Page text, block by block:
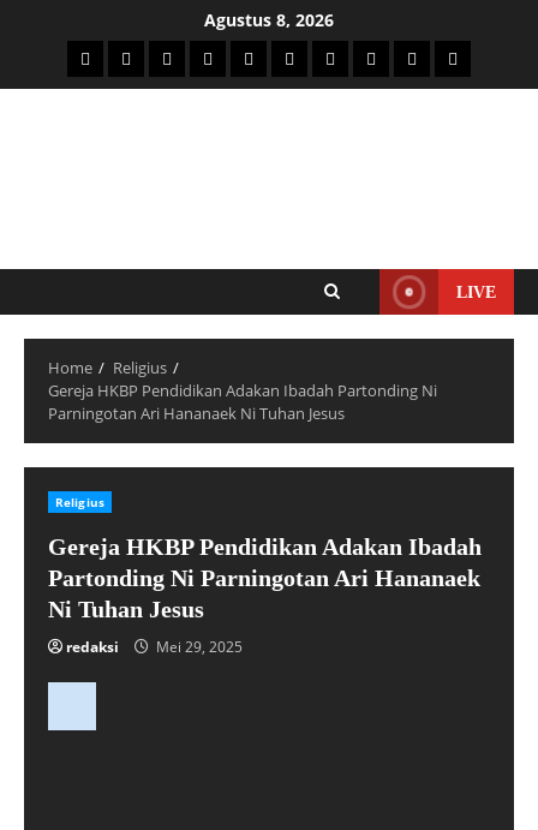
Agustus 8, 2026
LIVE
Home
Religius
Gereja HKBP Pendidikan Adakan Ibadah Partonding Ni
Parningotan Ari Hananaek Ni Tuhan Jesus
Religius
Gereja HKBP Pendidikan Adakan Ibadah
Partonding Ni Parningotan Ari Hananaek
Ni Tuhan Jesus
redaksi Mei 29, 2025